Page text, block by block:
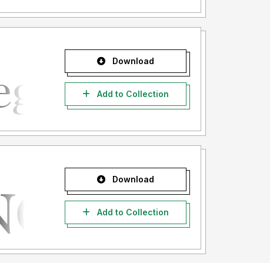
Download
Add to Collection
Download
Add to Collection